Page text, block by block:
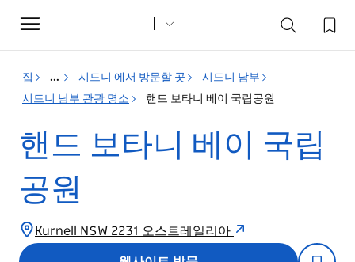
Toggle
navigation
집 ... 시드니 에서 방문할 곳
시드니 남부
시드니 남부 관광 명소
핸드 보타니 베이 국립공원
핸드 보타니 베이 국립
공원
Kurnell NSW 2231 오스트레일리아